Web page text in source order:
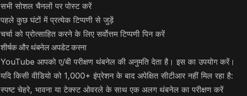
सभी सोशल चैनलों पर पोस्ट करें
पहले कुछ घंटों में प्रत्येक टिप्पणी से जुड़ें
चर्चा को प्रोत्साहित करने के लिए सर्वोत्तम टिप्पणी पिन करें
शीर्षक और थंबनेल अपडेट करना
YouTube आपको ए/बी परीक्षण थंबनेल की अनुमति देता है। इस का उपयोग करें।
यदि किसी वीडियो को 1,000+ इंप्रेशन के बाद अपेक्षित सीटीआर नहीं मिल रहा है:
स्पष्ट चेहरे, भावना या टेक्स्ट ओवरले के साथ एक अलग थंबनेल का परीक्षण करें